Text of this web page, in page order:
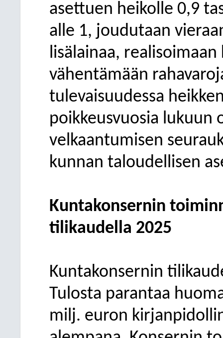
asettuen heikolle 0,9
alle 1, joudutaan
lisälainaa,
vähentämään
tulevaisuudessa
poikkeusvuosia lukuun
velkaantumisen
kunnan taloudellisen
Kuntakonsernin
tilikaudella 2025
Kuntakonsernin
Tulosta parantaa
milj. euron